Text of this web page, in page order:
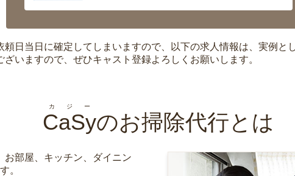
頼日当日に確定してしまいますので、以下の求人情報は、実例と
ざいますので、ぜひキャスト登録よろしくお願いします。
CaSy
カジー
のお掃除代行とは
部屋、キッチン、ダイニン
。